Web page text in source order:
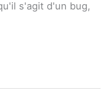
s'agit d'un bug,